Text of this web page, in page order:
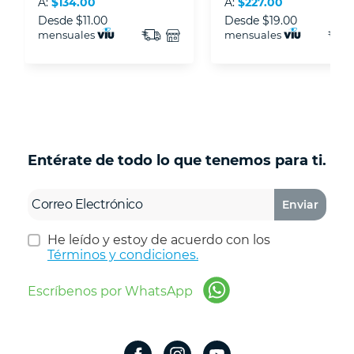
Desde $11.00
mensuales
Desde $19.00
mensuales
Entérate de todo lo que tenemos para ti.
Enviar
He leído y estoy de acuerdo con los
Términos y condiciones.
Escríbenos por WhatsApp